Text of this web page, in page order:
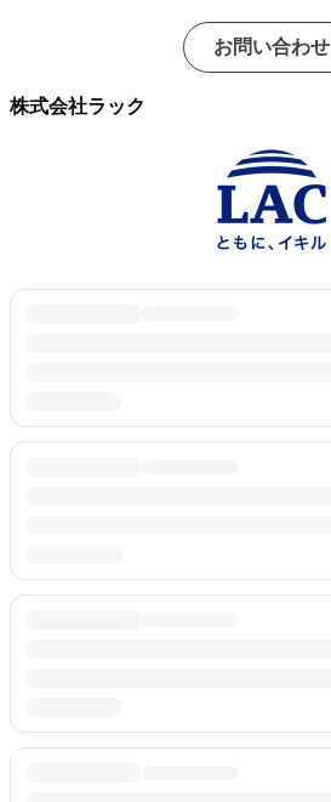
お問い合わせ
株式会社ラック